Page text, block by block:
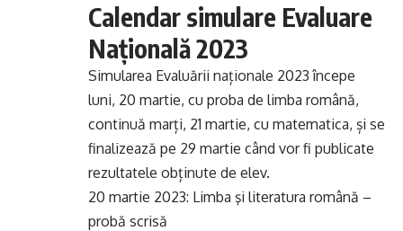
Calendar simulare Evaluare
Națională 2023
Simularea Evaluării naționale 2023 începe
luni, 20 martie, cu proba de limba română,
continuă marți, 21 martie, cu matematica, și se
finalizează pe 29 martie când vor fi publicate
rezultatele obținute de elev.
20 martie 2023: Limba şi literatura română –
probă scrisă